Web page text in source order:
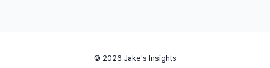
© 2026 Jake's Insights